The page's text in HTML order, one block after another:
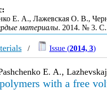
Е. А., Лажевская О. В.,
материалы. 2014. № 3.
/ Issue (2014, 3)
E. A.,
with a free